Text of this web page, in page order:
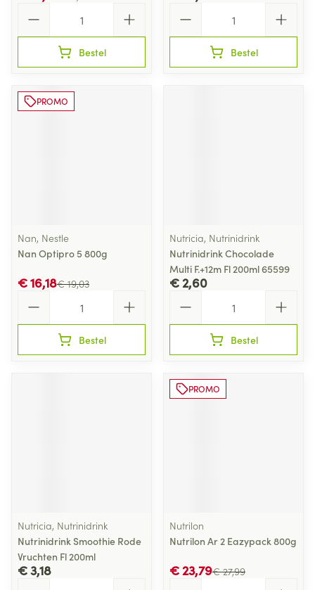
Bestel Bestel
PROMO
Nan, Nestle
Nan Optipro 5 800g
€ 19,03
€ 16,18
Bestel
Nutricia, Nutrinidrink
Nutrinidrink Chocolade
Multi F.+12m Fl 200ml 65599
€ 2,60
Bestel
Nutricia, Nutrinidrink
Nutrinidrink Smoothie Rode
Vruchten Fl 200ml
€ 3,18
PROMO
Nutrilon
Nutrilon Ar 2 Eazypack 800g
€ 27,99
€ 23,79